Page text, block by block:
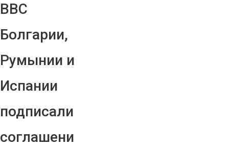
ВВС
Болгарии,
Румынии и
Испании
подписали
соглашени